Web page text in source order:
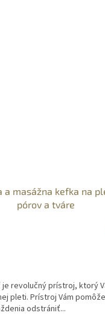
a masážna kefka na
pórov a tváre
revolučný prístroj, ktorý
pleti. Prístroj Vám
odstrániť...